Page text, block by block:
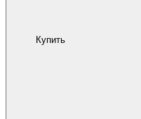
Купить